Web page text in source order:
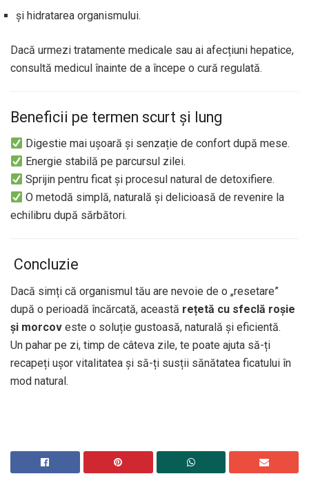
și hidratarea organismului.
Dacă urmezi tratamente medicale sau ai afecțiuni hepatice,
consultă medicul înainte de a începe o cură regulată.
Beneficii pe termen scurt și lung
Digestie mai ușoară și senzație de confort după mese.
Energie stabilă pe parcursul zilei.
Sprijin pentru ficat și procesul natural de detoxifiere.
O metodă simplă, naturală și delicioasă de revenire la
echilibru după sărbători.
Concluzie
Dacă simți că organismul tău are nevoie de o „resetare”
după o perioadă încărcată, această rețetă cu sfeclă roșie
și morcov este o soluție gustoasă, naturală și eficientă.
Un pahar pe zi, timp de câteva zile, te poate ajuta să-ți
recapeți ușor vitalitatea și să-ți susții sănătatea ficatului în
mod natural.